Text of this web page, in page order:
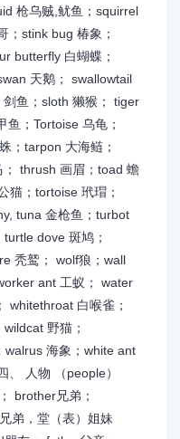
枪乌贼,鱿鱼；squirrel
；stink bug 椿象；
butterfly 白蝴蝶；
天鹅； swallowtail
鱼；sloth 獭猴； tiger
；Tortoise 乌龟；
；tarpon 大海鲢；
thrush 画眉；toad 蟾
猫；tortoise 玳瑁；
tuna 金枪鱼；turbot
dove 斑鸠；
秃鹫； wolf狼；wall
ant 工蚁； water
whitethroat 白喉雀；
野猫；
walrus 海象；white ant
、 人物 （people）
brother兄弟；
弟，堂（表）姐妹